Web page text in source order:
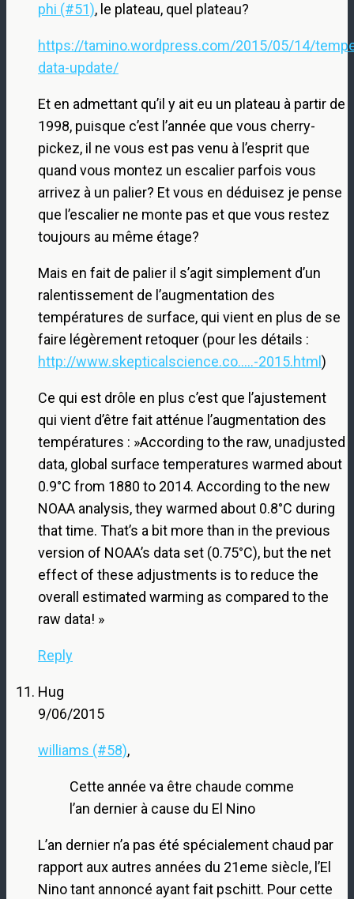
phi (#51), le plateau, quel plateau?
https://tamino.wordpress.com/2015/05/14/
data-update/
Et en admettant qu’il y ait eu un plateau à partir de
1998, puisque c’est l’année que vous cherry-
pickez, il ne vous est pas venu à l’esprit que
quand vous montez un escalier parfois vous
arrivez à un palier? Et vous en déduisez je pense
que l’escalier ne monte pas et que vous restez
toujours au même étage?
Mais en fait de palier il s’agit simplement d’un
ralentissement de l’augmentation des
températures de surface, qui vient en plus de se
faire légèrement retoquer (pour les détails :
http://www.skepticalscience.co.....-2015.html )
Ce qui est drôle en plus c’est que l’ajustement
qui vient d’être fait atténue l’augmentation des
températures : »According to the raw, unadjusted
data, global surface temperatures warmed about
0.9°C from 1880 to 2014. According to the new
NOAA analysis, they warmed about 0.8°C during
that time. That’s a bit more than in the previous
version of NOAA’s data set (0.75°C), but the net
effect of these adjustments is to reduce the
overall estimated warming as compared to the
raw data! »
Reply
Hug
9/06/2015
williams (#58),
Cette année va être chaude comme
l’an dernier à cause du El Nino
L’an dernier n’a pas été spécialement chaud par
rapport aux autres années du 21eme siècle, l’El
Nino tant annoncé ayant fait pschitt. Pour cette